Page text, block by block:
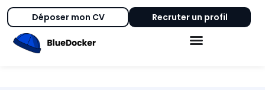
Déposer mon CV Recruter un profil